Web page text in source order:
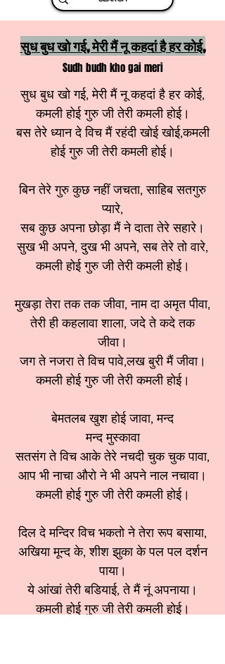
सुध बुध खो गई, मेरी मैं नू कहदां है हर कोई,
Sudh budh kho gai meri
सुध बुध खो गई, मेरी मैं नू कहदां है हर कोई,
कमली होई गुरु जी तेरी कमली होई।
बस तेरे ध्यान दे विच मैं रहंदी खोई खोई,कमली
होई गुरु जी तेरी कमली होई।
बिन तेरे गुरु कुछ नहीं जचता, साहिब सतगुरु
प्यारे,
सब कुछ अपना छोड़ा मैं ने दाता तेरे सहारे।
सुख भी अपने, दुख भी अपने, सब तेरे तो वारे,
कमली होई गुरु जी तेरी कमली होई।
मुखड़ा तेरा तक तक जीवा, नाम दा अमृत पीवा,
तेरी ही कहलावा शाला, जदे ते कदे तक
जीवा।
जग ते नजरा ते विच पावे,लख बुरी मैं जीवा।
कमली होई गुरु जी तेरी कमली होई।
बेमतलब खुश होई जावा, मन्द
मन्द मुस्कावा
सतसंग ते विच आके तेरे नचदी चुक चुक पावा,
आप भी नाचा औरो ने भी अपने नाल नचावा।
कमली होई गुरु जी तेरी कमली होई।
दिल दे मन्दिर विच भकतो ने तेरा रूप बसाया,
अखिया मून्द के, शीश झुका के पल पल दर्शन
पाया।
ये आंखां तेरी बडियाई, ते मैं नूं अपनाया।
कमली होई गुरु जी तेरी कमली होई।